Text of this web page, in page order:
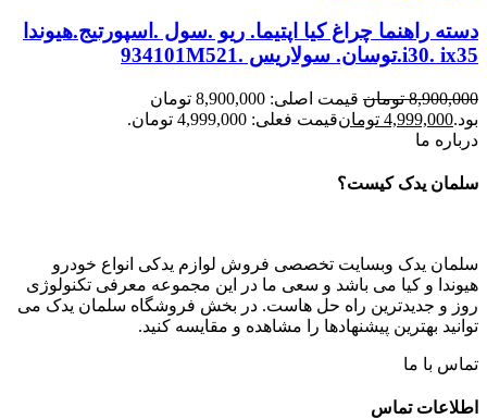
دسته راهنما چراغ کیا اپتیما. ریو .سول .اسپورتیج.هیوندا
i30. ix35.توسان. سولاریس .934101M521
8,900,000 تومان
قیمت اصلی: 8,900,000 تومان
بود.4,999,000 تومانقیمت فعلی: 4,999,000 تومان.
درباره ما
سلمان یدک کیست؟
سلمان یدک وبسایت تخصصی فروش لوازم یدکی انواع خودرو
هیوندا و کیا می باشد و سعی ما در این مجموعه معرفی تکنولوژی
روز و جدیدترین راه حل هاست. در بخش فروشگاه سلمان یدک می
توانید بهترین پیشنهادها را مشاهده و مقایسه کنید.
تماس با ما
اطلاعات تماس